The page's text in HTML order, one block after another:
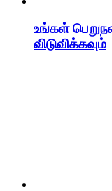
உங்கள்
விடுவிக்கவும்